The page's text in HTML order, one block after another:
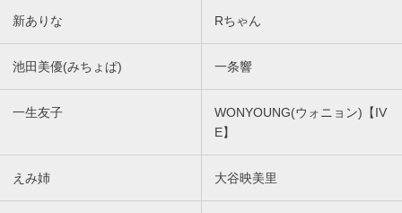
新ありな Rちゃん
池田美優(みちょぱ) 一条響
一生友子
WONYOUNG(ウォニョン)【IV
E】
えみ姉 大谷映美里